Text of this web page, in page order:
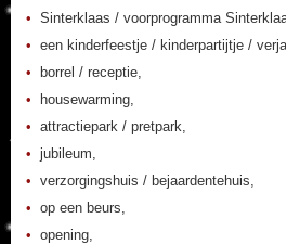
Sinterklaas / voorprogramma
een kinderfeestje / kinderpartijtje /
borrel / receptie,
housewarming,
attractiepark / pretpark,
jubileum,
verzorgingshuis / bejaardentehuis,
op een beurs,
opening,